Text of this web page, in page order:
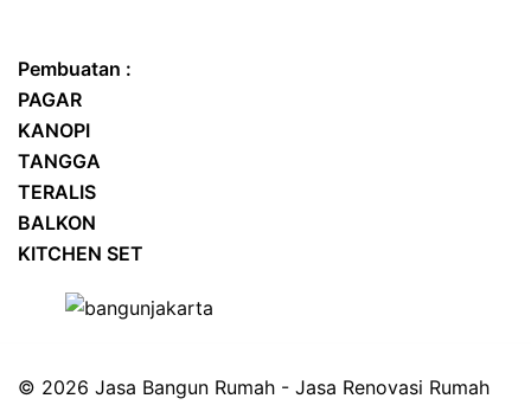
Pembuatan :
PAGAR
KANOPI
TANGGA
TERALIS
BALKON
KITCHEN SET
© 2026 Jasa Bangun Rumah - Jasa Renovasi Rumah